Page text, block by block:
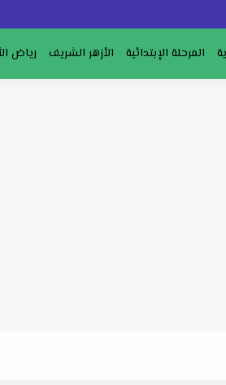
المرحلة الإبتدائية الأزهر الشريف رياض